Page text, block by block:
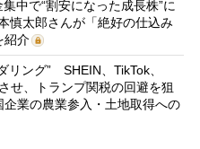
中で“割安になった成長株”に
太郎さんが「絶好の仕込み
紹介
リング” SHEIN、TikTok、
せ、トランプ関税の回避を狙
業の農業参入・土地取得への